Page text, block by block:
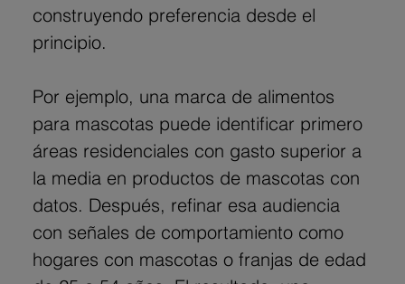
construyendo preferencia desde el
principio.
Por ejemplo, una marca de alimentos
para mascotas puede identificar primero
áreas residenciales con gasto superior a
la media en productos de mascotas con
datos. Después, refinar esa audiencia
con señales de comportamiento como
hogares con mascotas o franjas de edad